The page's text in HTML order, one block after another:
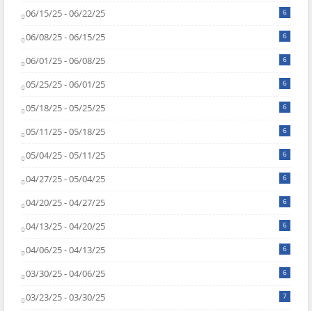
06/15/25 - 06/22/25 6
06/08/25 - 06/15/25 6
06/01/25 - 06/08/25 6
05/25/25 - 06/01/25 6
05/18/25 - 05/25/25 6
05/11/25 - 05/18/25 6
05/04/25 - 05/11/25 6
04/27/25 - 05/04/25 6
04/20/25 - 04/27/25 6
04/13/25 - 04/20/25 6
04/06/25 - 04/13/25 6
03/30/25 - 04/06/25 6
03/23/25 - 03/30/25 7